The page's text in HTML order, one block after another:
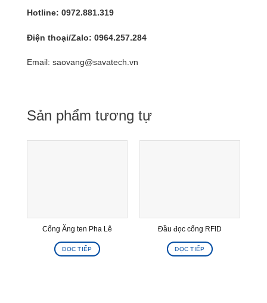
Hotline: 0972.881.319
Điện thoại/Zalo: 0964.257.284
Email: saovang@savatech.vn
Sản phẩm tương tự
Cổng Ăng ten Pha Lê
ĐỌC TIẾP
Đầu đọc cổng RFID
ĐỌC TIẾP